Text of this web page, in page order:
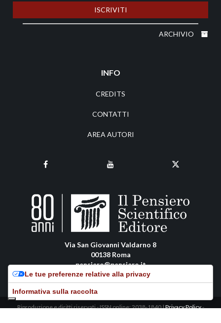
ISCRIVITI
ARCHIVIO
INFO
CREDITS
CONTATTI
AREA AUTORI
Via San Giovanni Valdarno 8
00138 Roma
pensiero@pensiero.it
amministrazione@pec.pensiero.com
Riproduzione e diritti riservati - ISSN online: 2038-1840 |Privacy Policy-
Le tue preferenze relative alla privacy
Informativa sulla raccolta